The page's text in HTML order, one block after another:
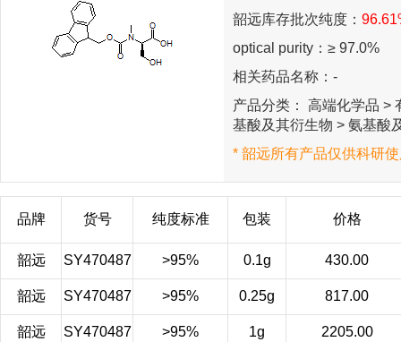
韶远库存批次纯度：
optical purity：≥ 97.0%
相关药品名称：-
产品分类： 高端化学品 >
基酸及其衍生物 > 氨基酸
* 韶远所有产品仅供科研
品牌 货号 纯度标准 包装 价格
韶远 SY470487 >95% 0.1g 430.00
韶远 SY470487 >95% 0.25g 817.00
韶远 SY470487 >95% 1g 2205.00